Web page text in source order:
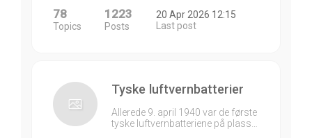
78
Topics
1223
Posts
20 Apr 2026 12:15
Last post
Tyske luftvernbatterier
Allerede 9. april 1940 var de første
tyske luftvernbatteriene på plass…